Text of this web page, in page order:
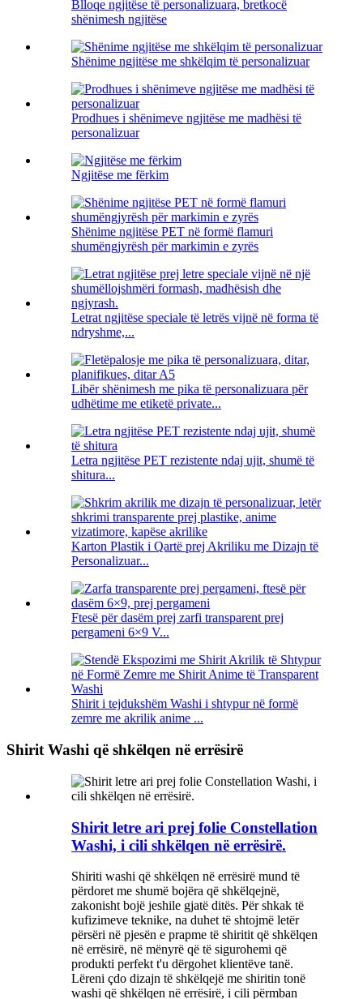
Blloqe ngjitëse të personalizuara, bretkocë
shënimesh ngjitëse
Shënime ngjitëse me shkëlqim të personalizuar
Prodhues i shënimeve ngjitëse me madhësi të
personalizuar
Ngjitëse me fërkim
Shënime ngjitëse PET në formë flamuri
shumëngjyrësh për markimin e zyrës
Letrat ngjitëse speciale të letrës vijnë në forma të
ndryshme,...
Libër shënimesh me pika të personalizuara për
udhëtime me etiketë private...
Letra ngjitëse PET rezistente ndaj ujit, shumë të
shitura...
Karton Plastik i Qartë prej Akriliku me Dizajn të
Personalizuar...
Ftesë për dasëm prej zarfi transparent prej
pergameni 6×9 V...
Shirit i tejdukshëm Washi i shtypur në formë
zemre me akrilik anime ...
Shirit Washi që shkëlqen në errësirë
Shirit letre ari prej folie Constellation
Washi, i cili shkëlqen në errësirë.
Shiriti washi që shkëlqen në errësirë ​​mund të
përdoret me shumë bojëra që shkëlqejnë,
zakonisht bojë jeshile gjatë ditës. Për shkak të
kufizimeve teknike, na duhet të shtojmë letër
përsëri në pjesën e prapme të shiritit që shkëlqen
në errësirë, në mënyrë që të sigurohemi që
produkti perfekt t'u dërgohet klientëve tanë.
Lëreni çdo dizajn të shkëlqejë me shiritin tonë
washi që shkëlqen në errësirë, i cili përmban